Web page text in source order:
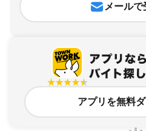
メールで
アプリを無料